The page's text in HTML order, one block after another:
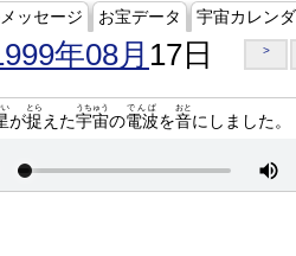
ッセージ お宝データ 宇宙カレン
年08月 17日 >
い
が捉
とら
えた宇宙
うちゅう
の電波
でんぱ
を音
おと
にしました。